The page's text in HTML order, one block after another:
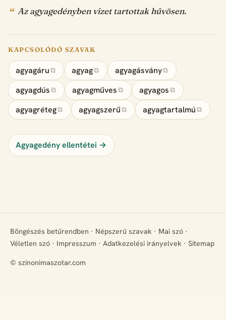
Az agyagedényben vizet tartottak hűvösen.
KAPCSOLÓDÓ SZAVAK
agyagáru ⧉ agyag⧉ agyagásvány⧉
agyagdús ⧉ agyagműves ⧉ agyagos ⧉
agyagréteg⧉ agyagszerű⧉ agyagtartalmú ⧉
Agyagedény ellentétei →
Böngészés betűrendben · Népszerű szavak · Mai szó ·
Véletlen szó · Impresszum · Adatkezelési irányelvek · Sitemap
© szinonimaszotar.com